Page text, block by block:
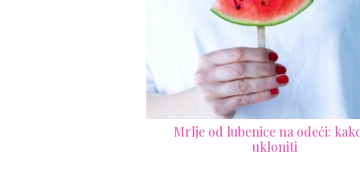
Mrlje od lubenice na odeći:
ukloniti